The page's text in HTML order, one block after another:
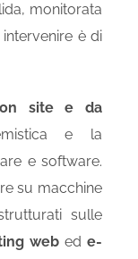
monitorata
è di
on site e da
e la
e software.
su macchine
sulle
webed e-